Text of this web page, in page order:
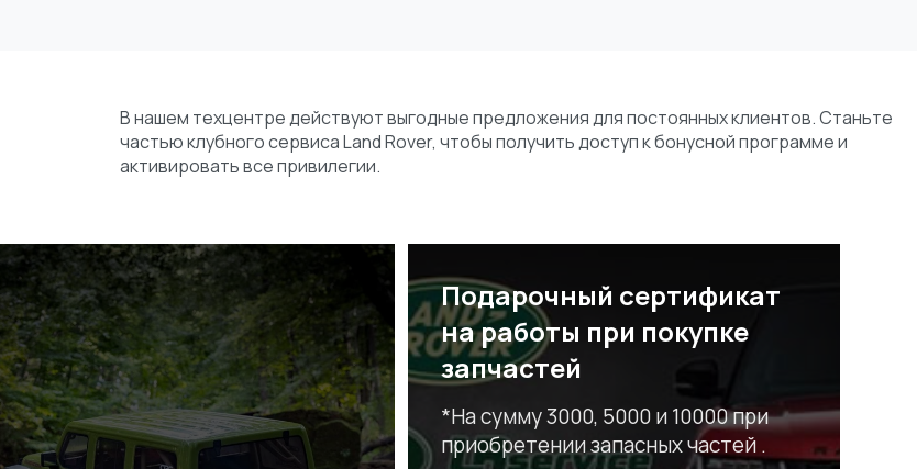
В нашем техцентре действуют выгодные предложения для постоянных клиентов. Станьте
частью клубного сервиса Land Rover, чтобы получить доступ к бонусной программе и
активировать все привилегии.
Подарочный сертификат
на работы при покупке
запчастей
*На сумму 3000, 5000 и 10000 при
приобретении запасных частей .